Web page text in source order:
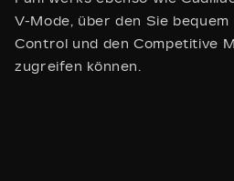
V-Mode, über den Sie
Control und den Competitive
zugreifen können.